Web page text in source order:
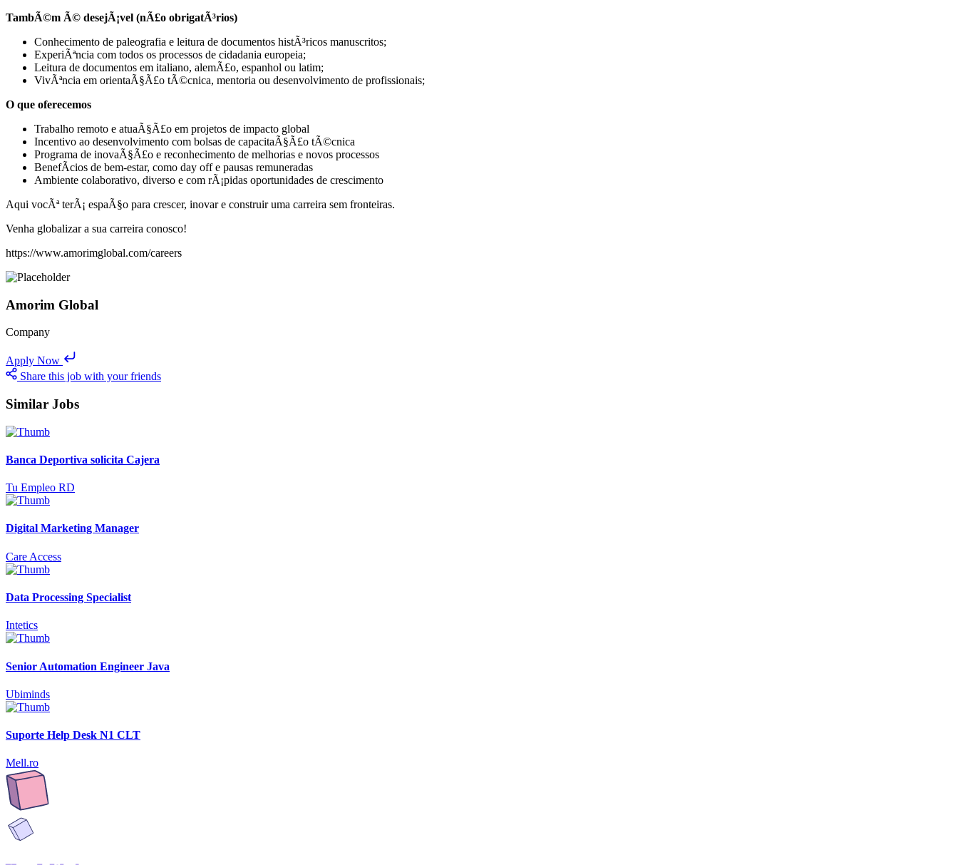
TambÃ©m Ã© desejÃ¡vel (nÃ£o obrigatÃ³rios)
Conhecimento de paleografia e leitura de documentos histÃ³ricos manuscritos;
ExperiÃªncia com todos os processos de cidadania europeia;
Leitura de documentos em italiano, alemÃ£o, espanhol ou latim;
VivÃªncia em orientaÃ§Ã£o tÃ©cnica, mentoria ou desenvolvimento de profissionais;
O que oferecemos
Trabalho remoto e atuaÃ§Ã£o em projetos de impacto global
Incentivo ao desenvolvimento com bolsas de capacitaÃ§Ã£o tÃ©cnica
Programa de inovaÃ§Ã£o e reconhecimento de melhorias e novos processos
BenefÃ­cios de bem-estar, como day off e pausas remuneradas
Ambiente colaborativo, diverso e com rÃ¡pidas oportunidades de crescimento
Aqui vocÃª terÃ¡ espaÃ§o para crescer, inovar e construir uma carreira sem fronteiras.
Venha globalizar a sua carreira conosco!
https://www.amorimglobal.com/careers
Amorim Global
Company
Apply Now
Share this job with your friends
Similar Jobs
Banca Deportiva solicita Cajera
Tu Empleo RD
Digital Marketing Manager
Care Access
Data Processing Specialist
Intetics
Senior Automation Engineer Java
Ubiminds
Suporte Help Desk N1 CLT
Mell.ro